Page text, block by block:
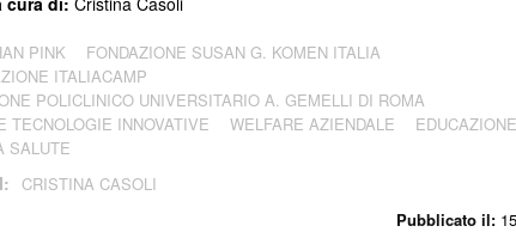
Pubblicato il:
PINK
FONDAZIONE SUSAN G. KOMEN ITALIA
ITALIACAMP
POLICLINICO UNIVERSITARIO A. GEMELLI DI ROMA
TECNOLOGIE INNOVATIVE
WELFARE AZIENDALE
EDUCAZIONE
SALUTE
CRISTINA CASOLI